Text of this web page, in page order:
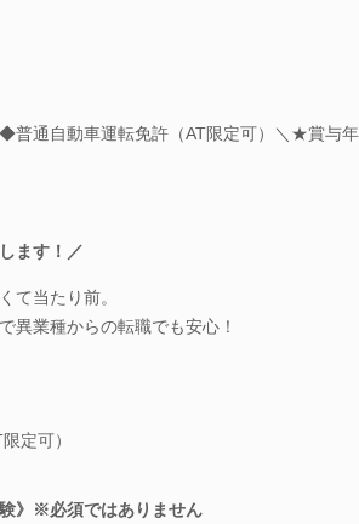
◆普通自動車運転免許（AT限定可）＼★賞与
ます！／
て当たり前。
異業種からの転職でも安心！
定可）
》※必須ではありません